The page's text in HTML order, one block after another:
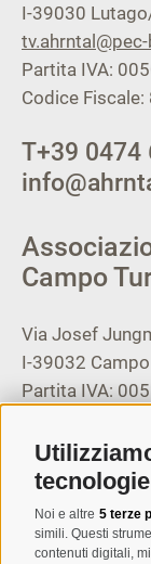
tecnologie
Noi e altre 5 terze
simili. Questi
contenuti digitali,
I-39030
Partita IVA:
Codice
T+39 0474
Campo
Via Josef
I-39032
Partita IVA:
T+39 0474